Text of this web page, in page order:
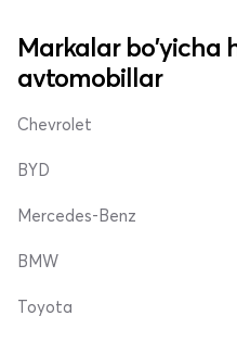
Markalar bo'yicha
avtomobillar
Chevrolet
BYD
Mercedes-Benz
BMW
Toyota